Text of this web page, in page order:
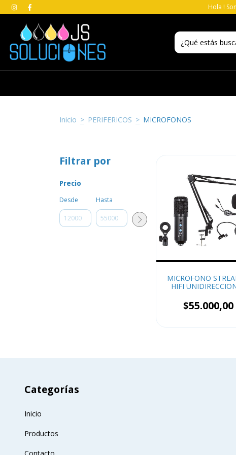
Hola !
Inicio > PERIFERICOS > MICROFONOS
Filtrar por
Precio
Desde Hasta
MICROFONO
HIFI
$55.000,00
Categorías
Inicio
Productos